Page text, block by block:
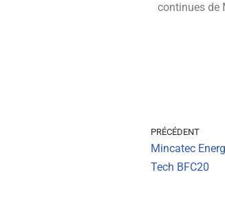
continues de
PRÉCÉDENT
Mincatec
Tech BFC20